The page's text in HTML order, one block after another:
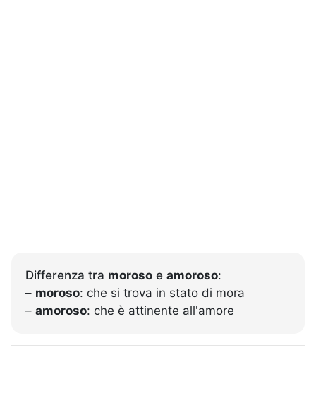
Differenza tra moroso e amoroso:
– moroso: che si trova in stato di mora
– amoroso: che è attinente all'amore